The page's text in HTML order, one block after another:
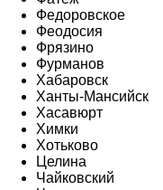
Федоровское
Феодосия
Фрязино
Фурманов
Хабаровск
Ханты-Мансийск
Хасавюрт
Химки
Хотьково
Целина
Чайковский